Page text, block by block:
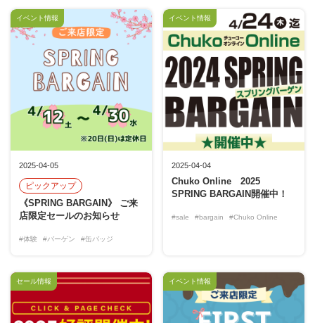
2025-04-05
ピックアップ
《SPRING BARGAIN》 ご来
店限定セールのお知らせ
#体験 #バーゲン #缶バッジ
イベント情報
2025-04-04
Chuko Online 2025
SPRING BARGAIN開催中！
#sale #bargain #Chuko Online
イベント情報
セール情報 イベント情報